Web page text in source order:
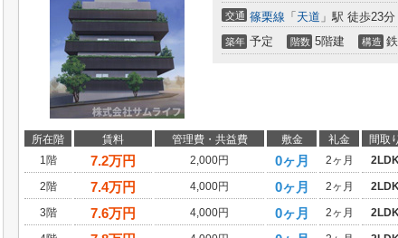
交通 篠栗線 「 天道 」駅 徒歩23分
築年 予定 階数 5階建 構造
所在階 賃料 管理費・共益費 敷金 礼金 間取り
1階
7.2万円 2,000円 0ヶ月 2ヶ月
2階
7.4万円 4,000円 0ヶ月 2ヶ月
3階
7.6万円 4,000円 0ヶ月 2ヶ月